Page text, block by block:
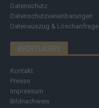
Datenschutz
Datenschutzvereinbarungen
Datenauszug & Löschanfrage
RECHTLICHES
Kontakt
Presse
Impressum
Bildnachweis